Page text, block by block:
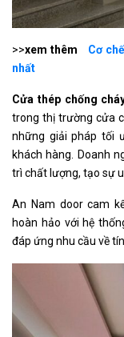
>>xem thêm
Cơ
nhất
Cửa thép chống
trong thị trường cửa
những giải pháp tối
khách hàng. Doanh
trì chất lượng, tạo sự
An Nam door cam
hoàn hảo với hệ
đáp ứng nhu cầu về